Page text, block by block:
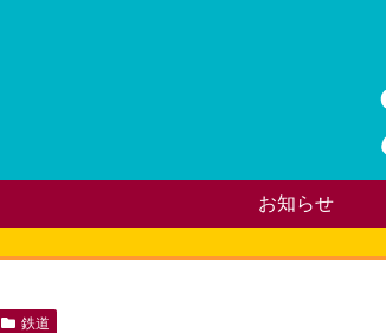
お知らせ
鉄道